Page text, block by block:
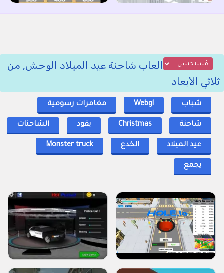
العاب شاحنة عيد الميلاد الوحش, من
ثلاثي الأبعاد
شباب Webgl مغامرات رسومية
شاحنة Christmas يقود الشاحنات
عيد الميلاد الخدع Monster truck
يجمع